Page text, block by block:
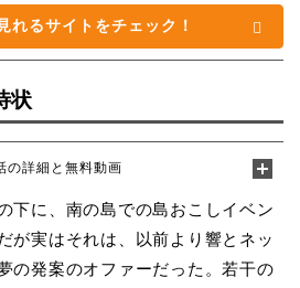
れるサイトをチェック！
状
の詳細と無料動画
下に、南の島での島おこしイベン
が実はそれは、以前より響とネッ
の発案のオファーだった。若干の